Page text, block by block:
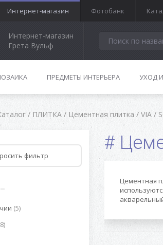
Интернет-магазин Фотобанк
Интернет-магазин
Грета Вульф
ПРЕДМЕТЫ ИНТЕРЬЕРА УХОД
/ ПЛИТКА / Цементная плитка / VIA /
(5)
Цементная